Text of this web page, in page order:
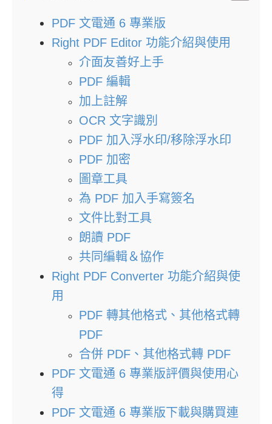
PDF 文電通 6 專業版
Right PDF Editor 功能介紹與使用
介面友善好上手
PDF 編輯
加上註解
OCR 文字識別
PDF 加入浮水印/移除浮水印
PDF 加密
圖章工具
為 PDF 加入手寫簽名
文件比對工具
朗讀 PDF
共同編輯＆協作
Right PDF Converter 功能介紹與使
用
PDF 轉其他格式、其他格式轉
PDF
合併 PDF、其他格式轉 PDF
PDF 文電通 6 專業版評價與使用心
得
PDF 文電通 6 專業版下載與購買連